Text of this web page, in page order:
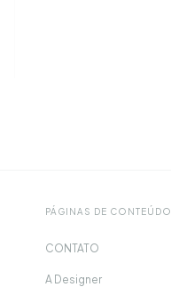
PÁGINAS DE CONTEÚDO
CONTATO
A Designer